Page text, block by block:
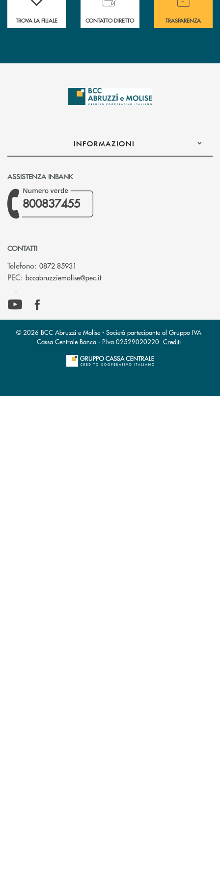
TROVA LA FILIALE CONTATTO DIRETTO TRASPARENZA
INFORMAZIONI
ASSISTENZA INBANK
800837455
CONTATTI
Telefono: 0872 85931
PEC: bccabruzziemolise@pec.it(si apre l’app di posta elettronica)
© 2026 BCC Abruzzi e Molise - Società partecipante al Gruppo IVA
Cassa Centrale Banca · P.Iva 02529020220 Crediti